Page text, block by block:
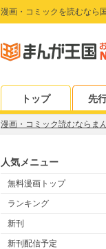
漫画・コミックを読むなら
トップ 先
漫画・コミック読むならま
人気メニュー
無料漫画トップ
ランキング
新刊
新刊配信予定